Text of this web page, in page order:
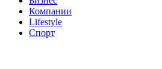
Компании
Lifestyle
Спорт